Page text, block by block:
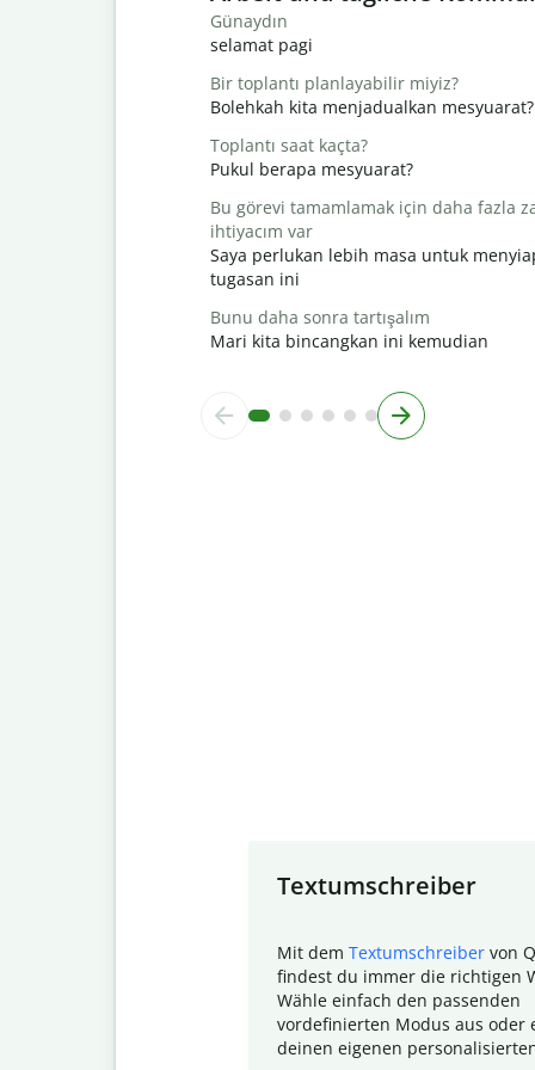
Günaydın
selamat pagi
Bir toplantı planlayabilir miyiz?
Bolehkah kita menjadualkan mesyuarat?
Toplantı saat kaçta?
Pukul berapa mesyuarat?
Bu görevi tamamlamak için daha fazla
ihtiyacım var
Saya perlukan lebih masa untuk
tugasan ini
Bunu daha sonra tartışalım
Mari kita bincangkan ini kemudian
Textumschreiber
Mit dem Textumschreiber von
findest du immer die richtigen
Wähle einfach den passenden
vordefinierten Modus aus oder
deinen eigenen